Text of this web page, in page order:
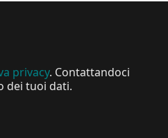
privacy. Contattandoci
dei tuoi dati.